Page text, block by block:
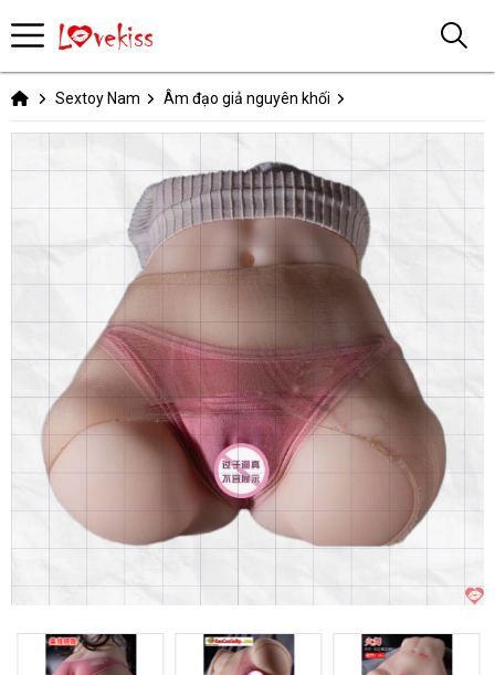
Sextoy Nam Âm đạo giả nguyên khối